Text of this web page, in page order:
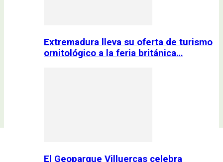
Extremadura lleva su oferta de turismo
ornitológico a la feria británica…
El Geoparque Villuercas celebra